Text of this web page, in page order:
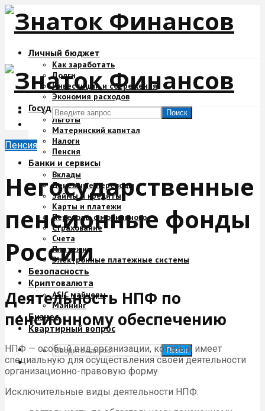
Личный бюджет
Как заработать
Долги
Инвестиции и сбережения
Экономия расходов
Государство и деньги
Льготы
Материнский капитал
Налоги
Пенсия
Банки и сервисы
Вклады
Денежные переводы
Займы и кредиты
Карты и платежи
Переводы с мобильного
Страхование
Счета
Платежи
Электронные платежные системы
Безопасность
Криптовалюта
ASIC майнеры
Майнинг
Бизнес
Квартирный вопрос
Поиск
Поиск
Пенсия
Негосударственные
пенсионные фонды
России
Деятельность НПФ по
пенсионному обеспечению
НПФ — особый вид организации, который имеет
специальную для осуществления своей деятельности
организационно-правовую форму.
Исключительные виды деятельности НПФ: